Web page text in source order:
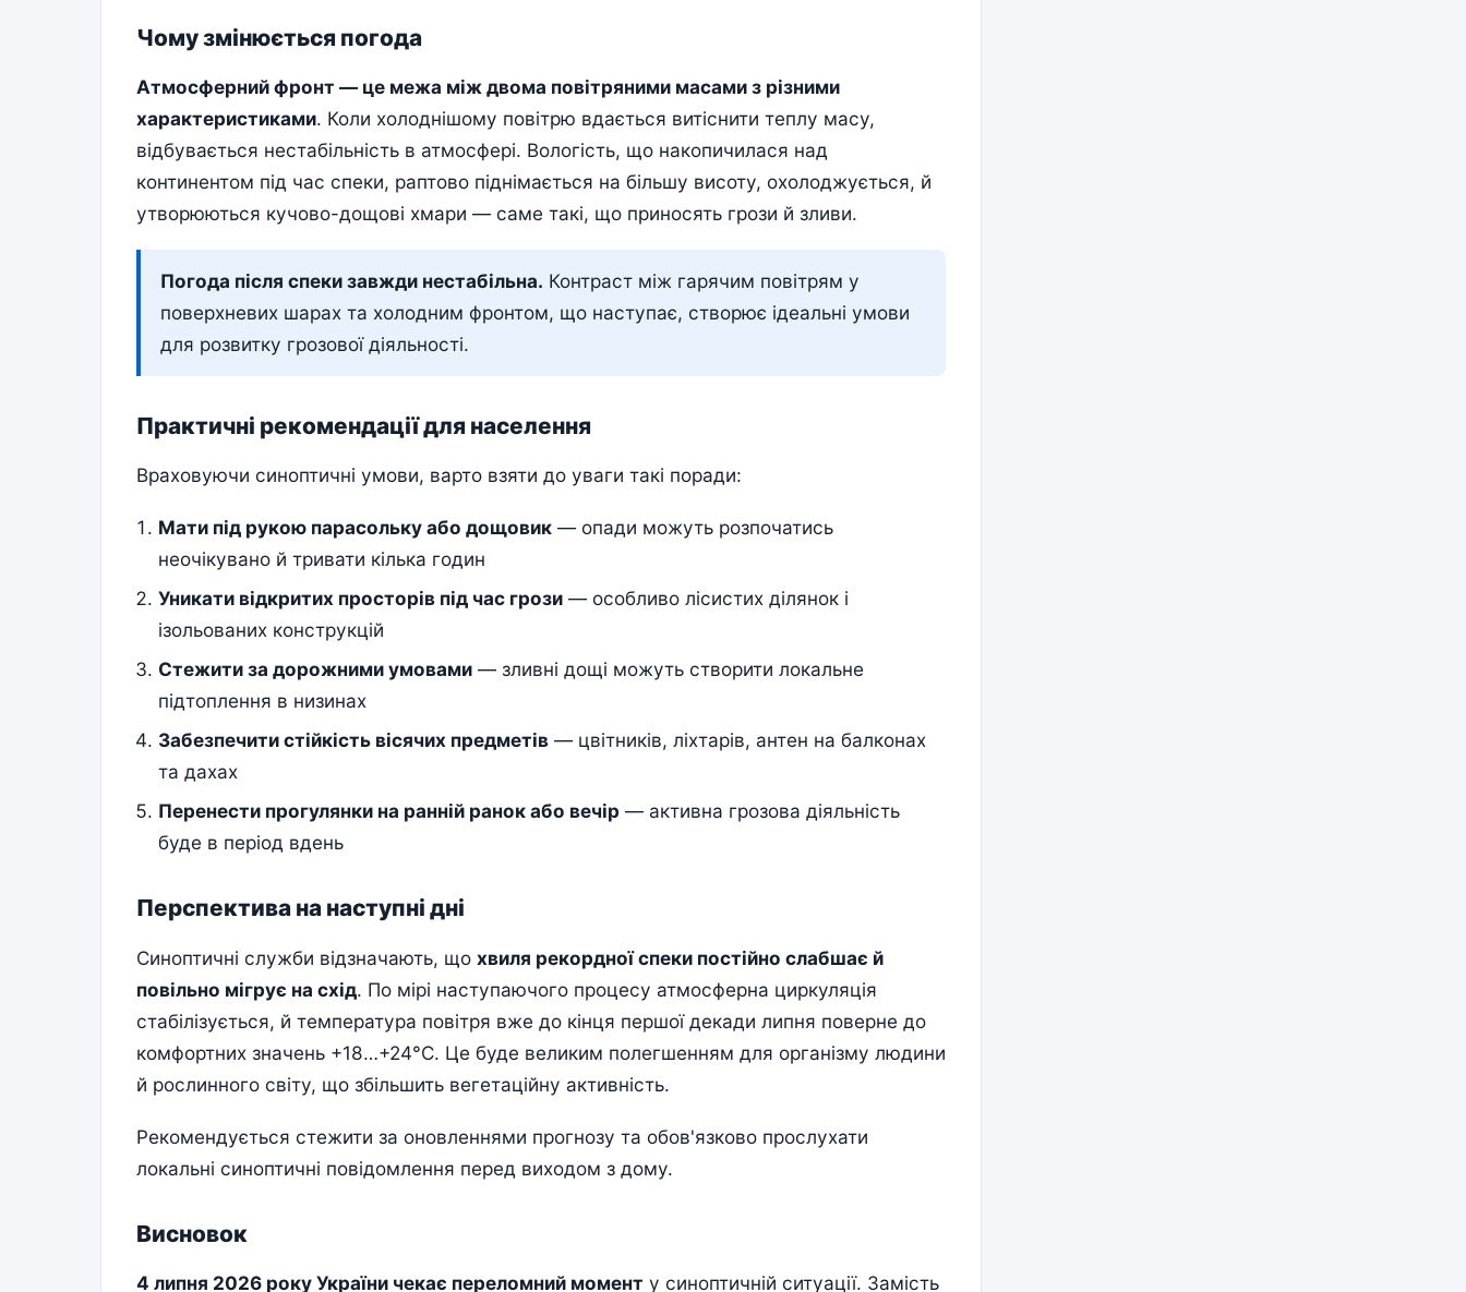
Чому змінюється погода
Атмосферний фронт — це межа між двома повітряними масами з різними
характеристиками. Коли холоднішому повітрю вдається витіснити теплу масу,
відбувається нестабільність в атмосфері. Вологість, що накопичилася над
континентом під час спеки, раптово піднімається на більшу висоту, охолоджується, й
утворюються кучово-дощові хмари — саме такі, що приносять грози й зливи.
Погода після спеки завжди нестабільна. Контраст між гарячим повітрям у
поверхневих шарах та холодним фронтом, що наступає, створює ідеальні умови
для розвитку грозової діяльності.
Практичні рекомендації для населення
Враховуючи синоптичні умови, варто взяти до уваги такі поради:
Мати під рукою парасольку або дощовик — опади можуть розпочатись
неочікувано й тривати кілька годин
Уникати відкритих просторів під час грози — особливо лісистих ділянок і
ізольованих конструкцій
Стежити за дорожними умовами — зливні дощі можуть створити локальне
підтоплення в низинах
Забезпечити стійкість вісячих предметів — цвітників, ліхтарів, антен на балконах
та дахах
Перенести прогулянки на ранній ранок або вечір — активна грозова діяльність
буде в період вдень
Перспектива на наступні дні
Синоптичні служби відзначають, що хвиля рекордної спеки постійно слабшає й
повільно мігрує на схід. По мірі наступаючого процесу атмосферна циркуляція
стабілізується, й температура повітря вже до кінця першої декади липня поверне до
комфортних значень +18…+24°C. Це буде великим полегшенням для організму людини
й рослинного світу, що збільшить вегетаційну активність.
Рекомендується стежити за оновленнями прогнозу та обов'язково прослухати
локальні синоптичні повідомлення перед виходом з дому.
Висновок
4 липня 2026 року України чекає переломний момент у синоптичній ситуації. Замість